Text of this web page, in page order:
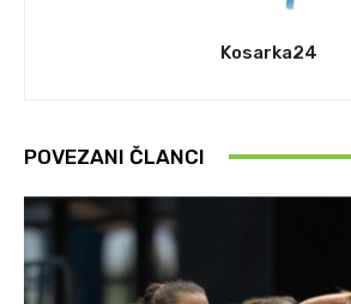
Kosarka24
POVEZANI ČLANCI